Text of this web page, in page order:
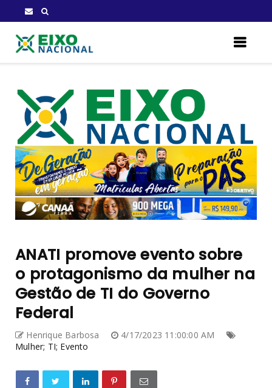
ANATI promove evento sobre
o protagonismo da mulher na
Gestão de TI do Governo
Federal
Henrique Barbosa
4/17/2023 11:00:00 AM
Mulher; TI; Evento